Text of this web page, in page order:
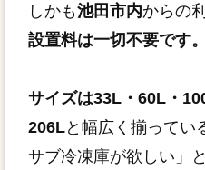
しかも池田市内からの
設置料は一切不要です。
サイズは33L・60L・
206Lと幅広く揃ってい
サブ冷凍庫が欲しい」